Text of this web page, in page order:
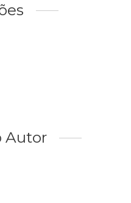
Autor